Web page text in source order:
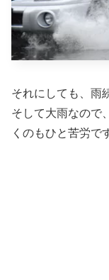
それにしても、雨
そして大雨なので
くのもひと苦労で